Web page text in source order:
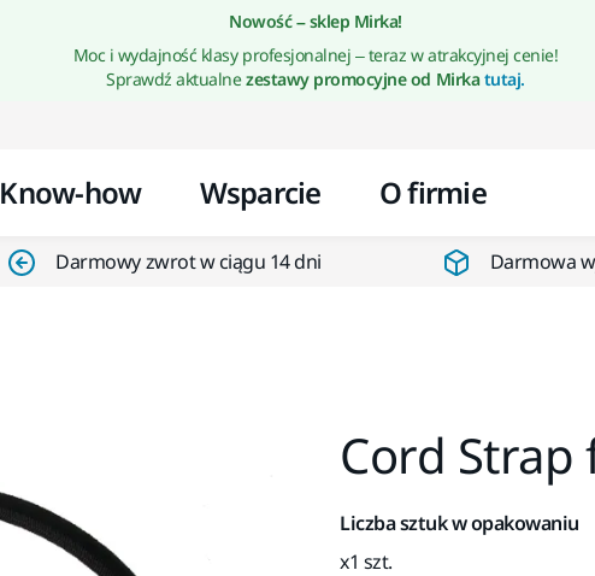
Przejdź do treści
Nowość – sklep Mirka!
Moc i wydajność klasy profesjonalnej – teraz w atrakcyjnej cenie!
Sprawdź aktualnezestawy promocyjne od Mirkatutaj.
Know-how Wsparcie O firmie
Darmowy zwrot w ciągu 14 dni Darmowa
Cord Strap
Liczba sztuk w opakowaniu
x1 szt.